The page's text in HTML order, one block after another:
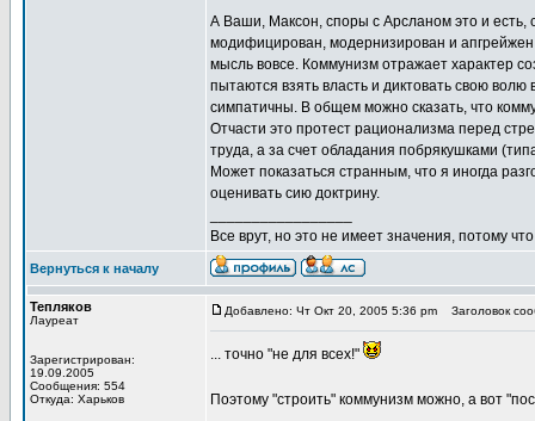
А Ваши, Максон, споры с Арсланом это и есть,
модифицирован, модернизирован и
мысль вовсе. Коммунизм отражает характер
пытаются взять власть и диктовать свою
симпатичны. В общем можно сказать, что
Отчасти это протест рационализма перед
труда, а за счет обладания побрякушками
Может показаться странным, что я иногда
оценивать сию доктрину.
Все врут, но это не имеет значения, потому
Вернуться к началу
Тепляков
Лауреат
Зарегистрирован:
19.09.2005
Сообщения: 554
Откуда: Харьков
Добавлено: Чт Окт 20, 2005 5:36 pm Заголовок
... точно "не для всех!"
Поэтому "строить" коммунизм можно, а вот